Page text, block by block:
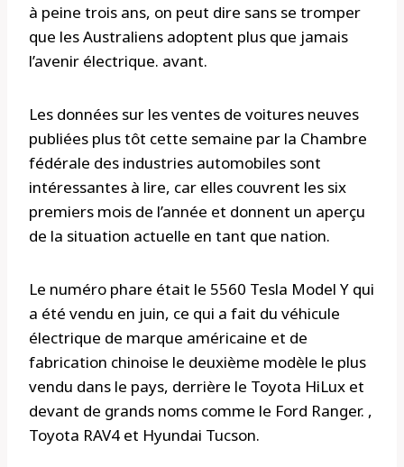
à peine trois ans, on peut dire sans se tromper
que les Australiens adoptent plus que jamais
l’avenir électrique. avant.
Les données sur les ventes de voitures neuves
publiées plus tôt cette semaine par la Chambre
fédérale des industries automobiles sont
intéressantes à lire, car elles couvrent les six
premiers mois de l’année et donnent un aperçu
de la situation actuelle en tant que nation.
Le numéro phare était le 5560 Tesla Model Y qui
a été vendu en juin, ce qui a fait du véhicule
électrique de marque américaine et de
fabrication chinoise le deuxième modèle le plus
vendu dans le pays, derrière le Toyota HiLux et
devant de grands noms comme le Ford Ranger. ,
Toyota RAV4 et Hyundai Tucson.